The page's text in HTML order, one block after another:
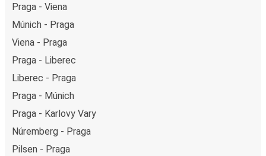
Praga - Viena
Múnich - Praga
Viena - Praga
Praga - Liberec
Liberec - Praga
Praga - Múnich
Praga - Karlovy Vary
Núremberg - Praga
Pilsen - Praga